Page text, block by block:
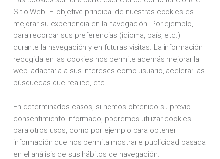
Sitio Web. El objetivo principal de nuestras cookies es
mejorar su experiencia en la navegación. Por ejemplo,
para recordar sus preferencias (idioma, país, etc.)
durante la navegación y en futuras visitas. La información
recogida en las cookies nos permite además mejorar la
web, adaptarla a sus intereses como usuario, acelerar las
búsquedas que realice, etc..
En determinados casos, si hemos obtenido su previo
consentimiento informado, podremos utilizar cookies
para otros usos, como por ejemplo para obtener
información que nos permita mostrarle publicidad basada
en el análisis de sus hábitos de navegación.